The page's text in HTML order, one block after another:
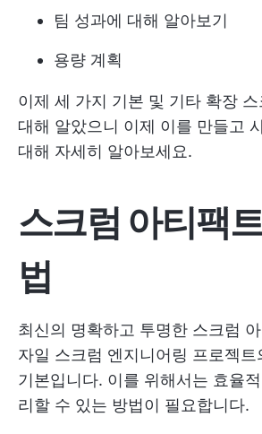
팀 성과에 대해 알아보기
용량 계획
이제 세 가지 기본 및 기타 확장
대해 알았으니 이제 이를 만들고
대해 자세히 알아보세요.
스크럼 아티팩
법
최신의 명확하고 투명한 스크럼
자일 스크럼 엔지니어링 프로젝트
기본입니다. 이를 위해서는 효율
리할 수 있는 방법이 필요합니다.